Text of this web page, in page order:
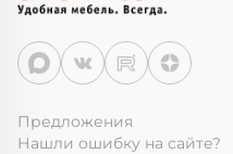
Предложения
Нашли ошибку на сайте?